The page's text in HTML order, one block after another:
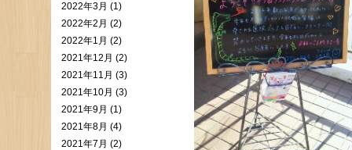
2022年3月 (1)
2022年2月 (2)
2022年1月 (2)
2021年12月 (2)
2021年11月 (3)
2021年10月 (3)
2021年9月 (1)
2021年8月 (4)
2021年7月 (2)